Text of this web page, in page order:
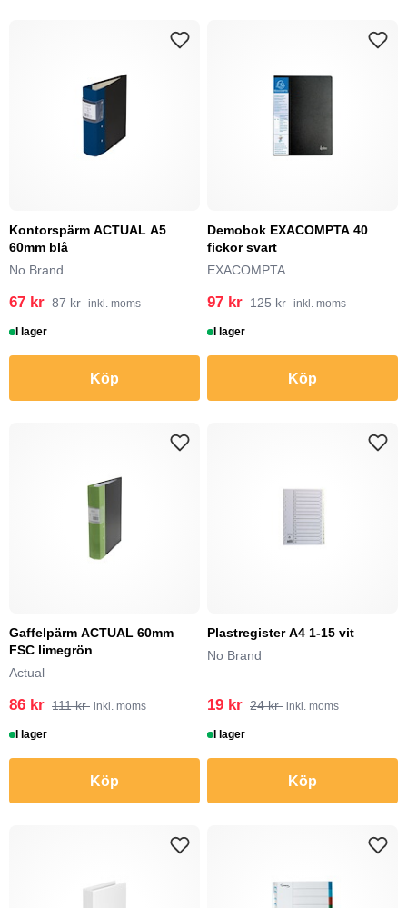
Kontorspärm ACTUAL A5
60mm blå
No Brand
67 kr 87 kr inkl. moms
I lager
Köp
Demobok EXACOMPTA 40
fickor svart
EXACOMPTA
97 kr 125 kr inkl. moms
I lager
Köp
Gaffelpärm ACTUAL 60mm
FSC limegrön
Actual
86 kr 111 kr inkl. moms
I lager
Köp
Plastregister A4 1-15 vit
No Brand
19 kr 24 kr inkl. moms
I lager
Köp